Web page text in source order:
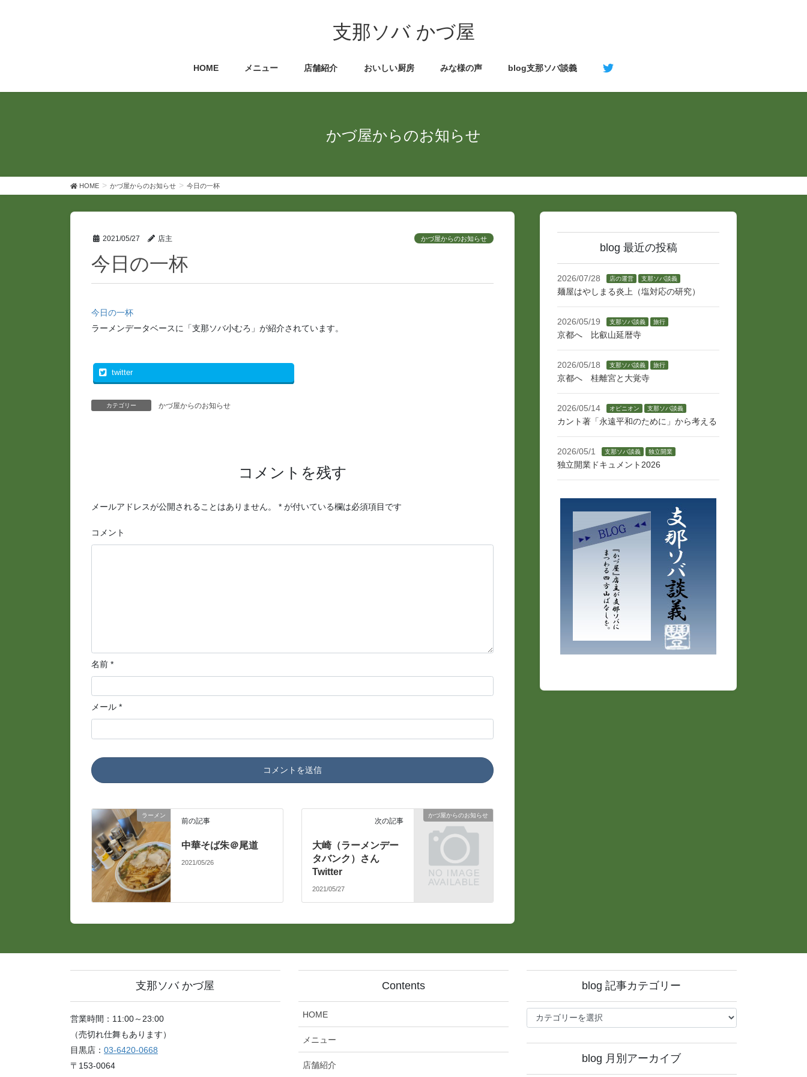
キ
に
支那ソバ かづ屋
HOME メニュー 店舗紹介 おいしい厨房 みな様の声 blog支那ソバ談義
かづ屋からのお知らせ
HOME かづ屋からのお知らせ 今日の一杯
2021/05/27 店主 かづ屋からのお知らせ
今日の一杯
今日の一杯
ラーメンデータベースに「支那ソバ小むろ」が紹介されています。
twitter
カテゴリー かづ屋からのお知らせ
コメントを残す
メールアドレスが公開されることはありません。 *が付いている欄は必須項目です
コメント
名前 *
メール *
ラーメン
前の記事
中華そば朱＠尾道
2021/05/26
かづ屋からのお知らせ
次の記事
大崎（ラーメンデー
タバンク）さん
Twitter
2021/05/27
blog 最近の投稿
2026/07/28 店の運営 支那ソバ談義
麺屋はやしまる炎上（塩対応の研究）
2026/05/19 支那ソバ談義 旅行
京都へ 比叡山延暦寺
2026/05/18 支那ソバ談義 旅行
京都へ 桂離宮と大覚寺
2026/05/14 オピニオン 支那ソバ談義
カント著「永遠平和のために」から考える
2026/05/1 支那ソバ談義 独立開業
独立開業ドキュメント2026
支那ソバ かづ屋
営業時間：11:00～23:00
（売切れ仕舞もあります）
目黒店： 03-6420-0668
〒153-0064
Contents
HOME
メニュー
店舗紹介
blog 記事カテゴリー
blog
記
blog 月別アーカイブ